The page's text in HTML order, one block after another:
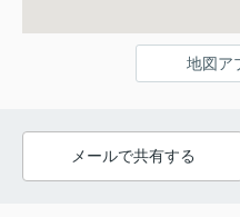
地図ア
メールで共有する